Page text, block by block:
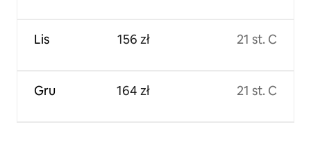
Lis
Gru
156 zł
164 zł
21 st. C
21 st. C